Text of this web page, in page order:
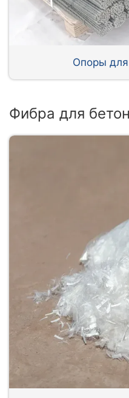
Опоры
Фибра для